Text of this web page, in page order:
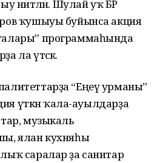
ниәтләнә. Шулай уҡ БР
ҡушыуы буйынса акция
программаһында
ла үтәсәк.
“Еңеү урманы”
үткән ҡала-ауылдарҙа
музыкаль
ялан кухняһы
саралар ҙа санитар